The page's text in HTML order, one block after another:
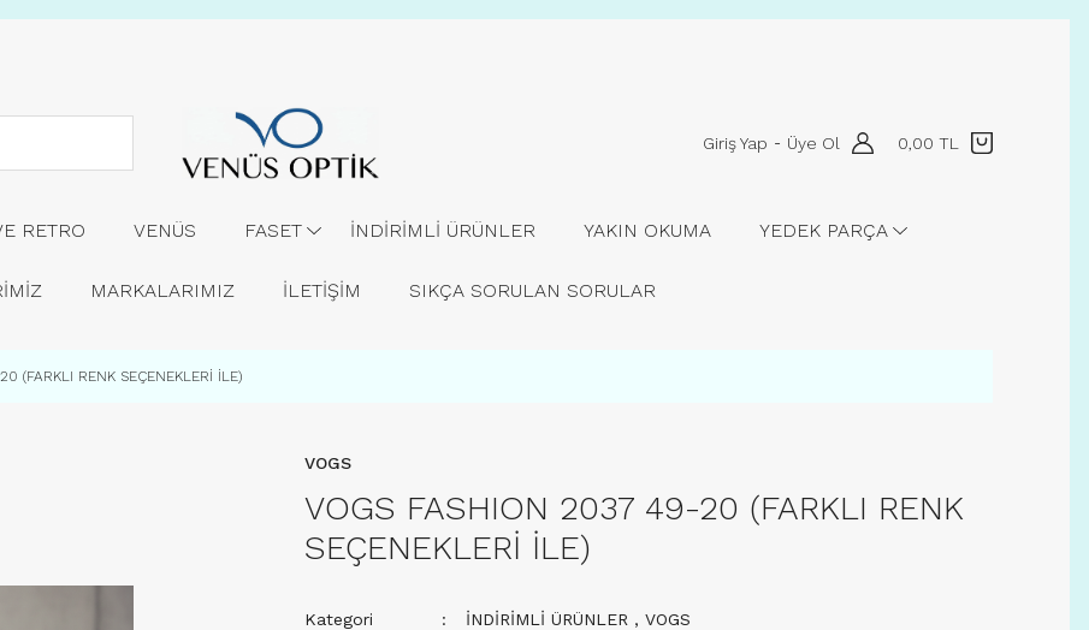
Giriş Yap - Üye Ol 0,00 TL
RETRO VENÜS FASET İNDİRİMLİ ÜRÜNLER YAKIN OKUMA YEDEK PARÇA
MARKALARIMIZ İLETİŞİM SIKÇA SORULAN SORULAR
(FARKLI RENK SEÇENEKLERİ İLE)
VOGS
VOGS FASHION 2037 49-20 (FARKLI RENK
SEÇENEKLERİ İLE)
Kategori İNDİRİMLİ ÜRÜNLER ,VOGS